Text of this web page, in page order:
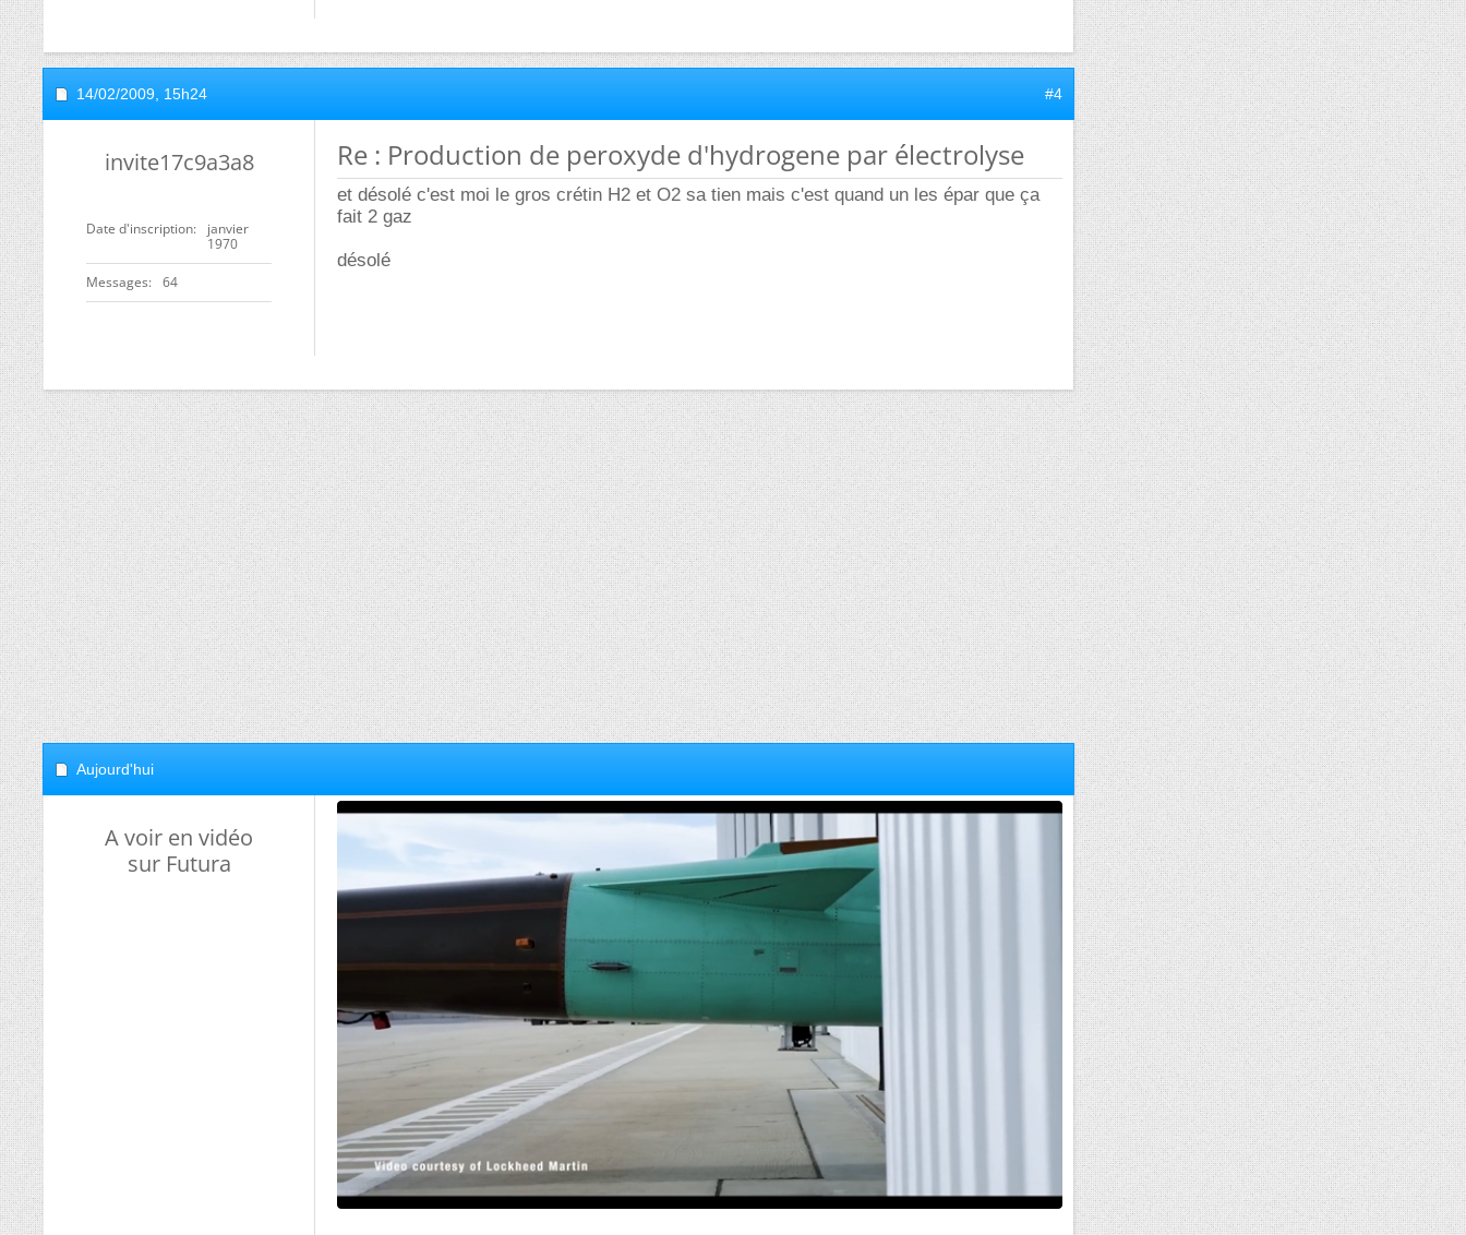
14/02/2009, 15h24 #4
invite17c9a3a8
Date d'inscription
janvier
1970
Messages 64
Re : Production de peroxyde d'hydrogene par électrolyse
et désolé c'est moi le gros crétin H2 et O2 sa tien mais c'est quand un les épar que ça
fait 2 gaz
désolé
Aujourd'hui
A voir en vidéo
sur Futura